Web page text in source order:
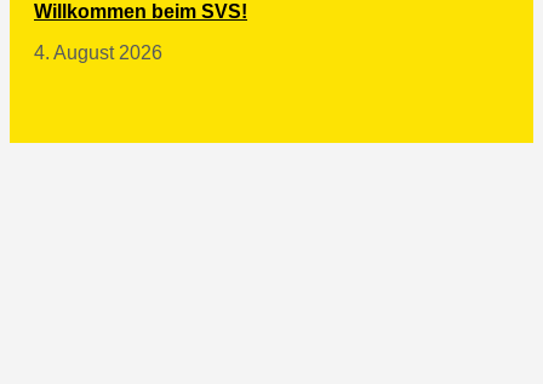
Willkommen beim SVS!
4. August 2026